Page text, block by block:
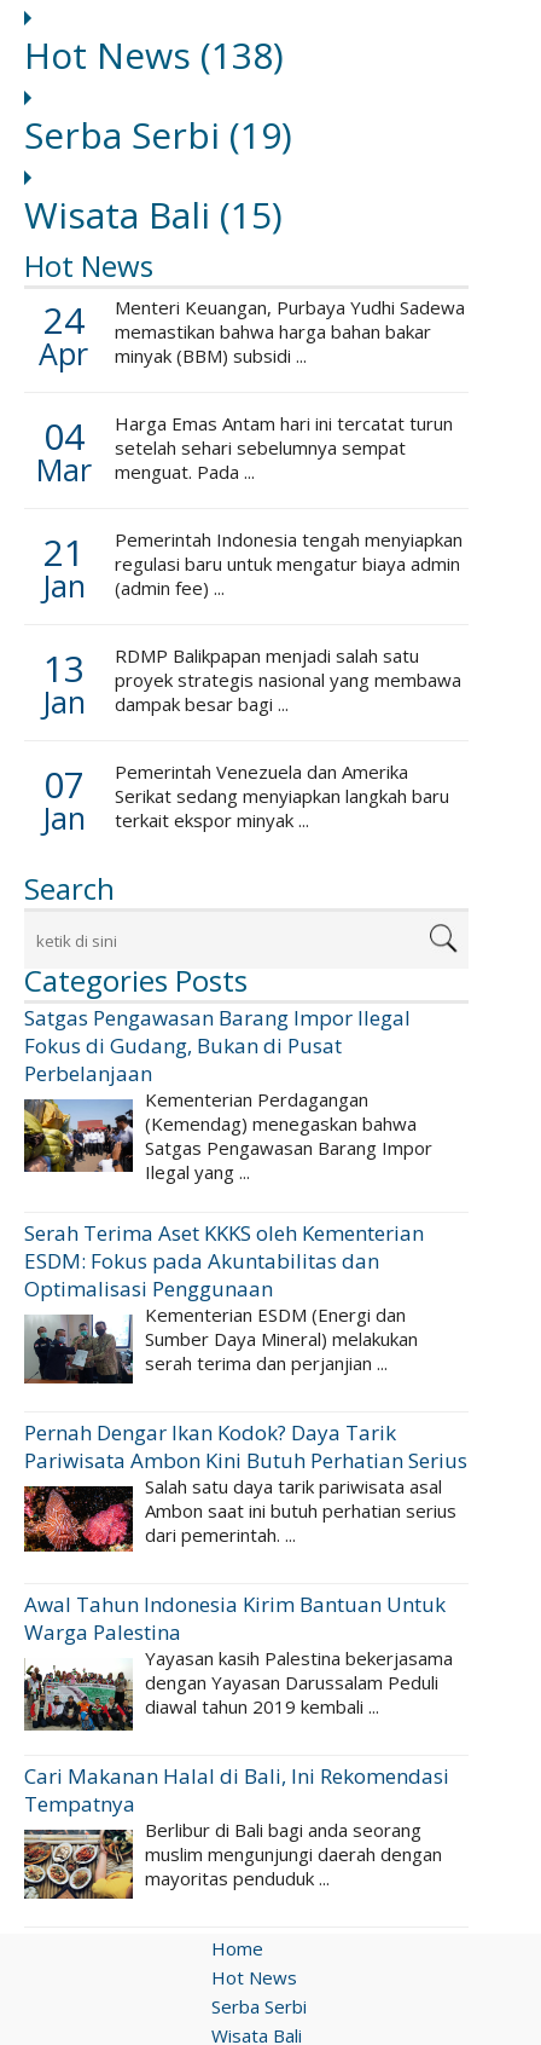
Hot News (138)
Serba Serbi (19)
Wisata Bali (15)
Hot News
24
Apr
Menteri Keuangan, Purbaya Yudhi Sadewa
memastikan bahwa harga bahan bakar
minyak (BBM) subsidi ...
04
Mar
Harga Emas Antam hari ini tercatat turun
setelah sehari sebelumnya sempat
menguat. Pada ...
21
Jan
Pemerintah Indonesia tengah menyiapkan
regulasi baru untuk mengatur biaya admin
(admin fee) ...
13
Jan
RDMP Balikpapan menjadi salah satu
proyek strategis nasional yang membawa
dampak besar bagi ...
07
Jan
Pemerintah Venezuela dan Amerika
Serikat sedang menyiapkan langkah baru
terkait ekspor minyak ...
Search
Categories Posts
Satgas Pengawasan Barang Impor Ilegal
Fokus di Gudang, Bukan di Pusat
Perbelanjaan
Kementerian Perdagangan
(Kemendag) menegaskan bahwa
Satgas Pengawasan Barang Impor
Ilegal yang ...
Serah Terima Aset KKKS oleh Kementerian
ESDM: Fokus pada Akuntabilitas dan
Optimalisasi Penggunaan
Kementerian ESDM (Energi dan
Sumber Daya Mineral) melakukan
serah terima dan perjanjian ...
Pernah Dengar Ikan Kodok? Daya Tarik
Pariwisata Ambon Kini Butuh Perhatian Serius
Salah satu daya tarik pariwisata asal
Ambon saat ini butuh perhatian serius
dari pemerintah. ...
Awal Tahun Indonesia Kirim Bantuan Untuk
Warga Palestina
Yayasan kasih Palestina bekerjasama
dengan Yayasan Darussalam Peduli
diawal tahun 2019 kembali ...
Cari Makanan Halal di Bali, Ini Rekomendasi
Tempatnya
Berlibur di Bali bagi anda seorang
muslim mengunjungi daerah dengan
mayoritas penduduk ...
Home
Hot News
Serba Serbi
Wisata Bali